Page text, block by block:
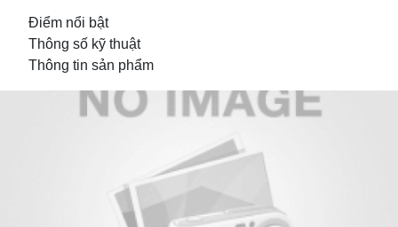
Điểm nổi bật
Thông số kỹ thuật
Thông tin sản phẩm